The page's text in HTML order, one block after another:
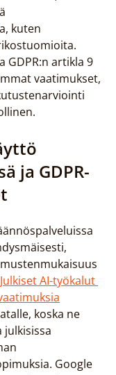
kuten
GDPR:n artikla 9
vaatimukset,
ja GDPR-
Julkiset AI-työkalut
koska ne
julkisissa
Google